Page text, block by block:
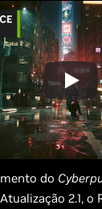
do
2.1,